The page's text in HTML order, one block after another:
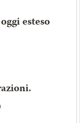
esteso